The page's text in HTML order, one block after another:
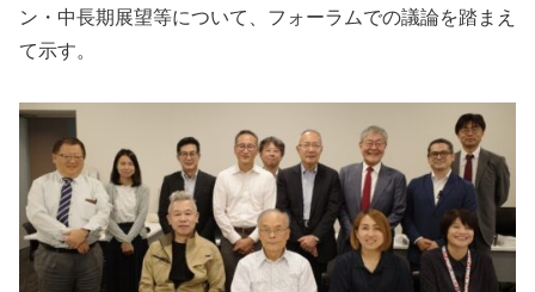
ン・中⾧期展望等について、フォーラムでの議論を踏まえ
て示す。